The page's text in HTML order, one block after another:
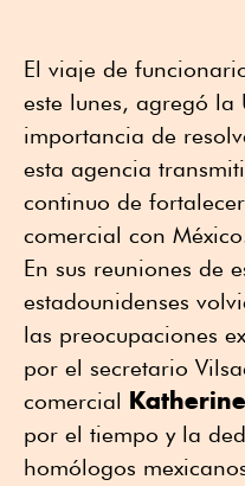
El viaje de
este lunes, agregó la
importancia de
esta agencia
continuo de
comercial con
En sus reuniones de
estadounidenses
las preocupaciones
por el secretario
comercial
por el tiempo y la
homólogos